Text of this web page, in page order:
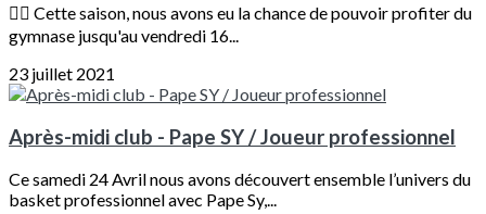
⛹🏽 Cette saison, nous avons eu la chance de pouvoir profiter du
gymnase jusqu'au vendredi 16...
23 juillet 2021
Après-midi club - Pape SY / Joueur professionnel
Ce samedi 24 Avril nous avons découvert ensemble l’univers du
basket professionnel avec Pape Sy,...